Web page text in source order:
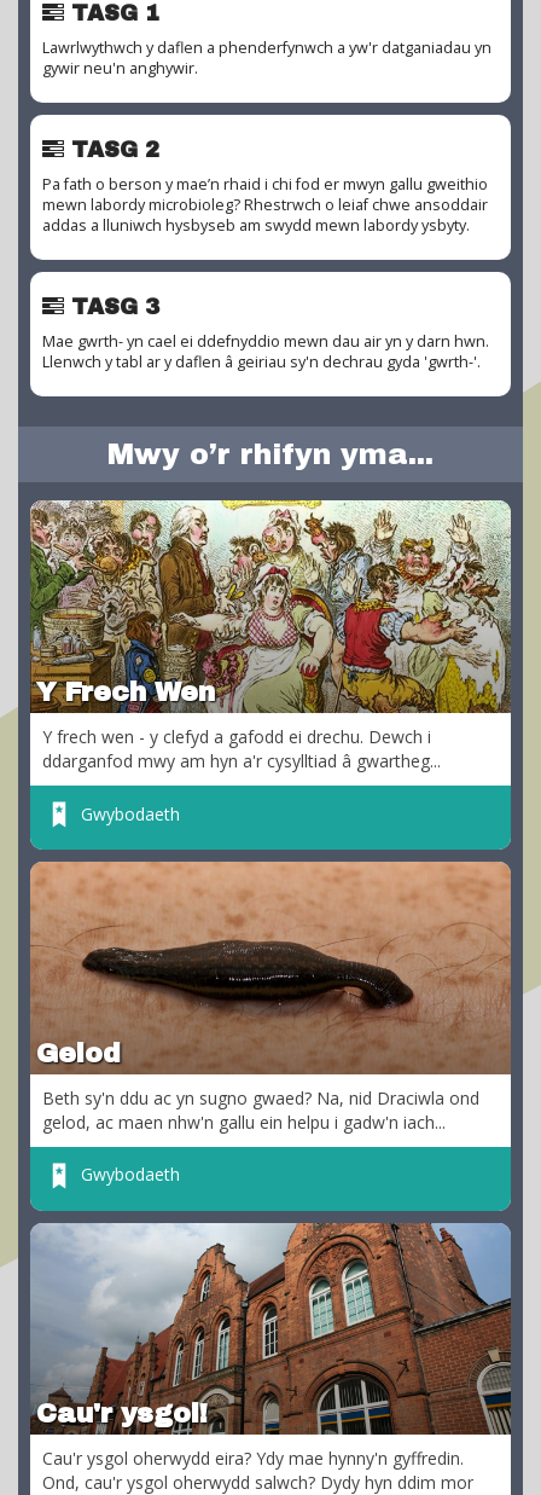
TASG 1
Lawrlwythwch y daflen a phenderfynwch a yw'r datganiadau yn
gywir neu'n anghywir.
TASG 2
Pa fath o berson y mae’n rhaid i chi fod er mwyn gallu gweithio
mewn labordy microbioleg? Rhestrwch o leiaf chwe ansoddair
addas a lluniwch hysbyseb am swydd mewn labordy ysbyty.
TASG 3
Mae gwrth- yn cael ei ddefnyddio mewn dau air yn y darn hwn.
Llenwch y tabl ar y daflen â geiriau sy'n dechrau gyda 'gwrth-'.
Mwy o’r rhifyn yma...
Y Frech Wen
Y frech wen - y clefyd a gafodd ei drechu. Dewch i
ddarganfod mwy am hyn a'r cysylltiad â gwartheg...
Gwybodaeth
Gelod
Beth sy'n ddu ac yn sugno gwaed? Na, nid Draciwla ond
gelod, ac maen nhw'n gallu ein helpu i gadw'n iach...
Gwybodaeth
Cau'r ysgol!
Cau'r ysgol oherwydd eira? Ydy mae hynny'n gyffredin.
Ond, cau'r ysgol oherwydd salwch? Dydy hyn ddim mor